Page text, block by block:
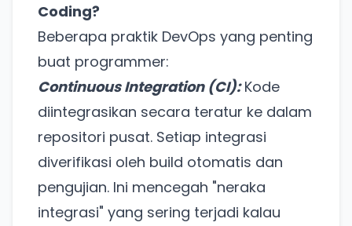
Coding?
Beberapa praktik DevOps yang penting
buat programmer:
Continuous Integration (CI):Kode
diintegrasikan secara teratur ke dalam
repositori pusat. Setiap integrasi
diverifikasi oleh build otomatis dan
pengujian. Ini mencegah "neraka
integrasi" yang sering terjadi kalau